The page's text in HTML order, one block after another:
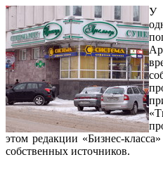
У
этом редакции «Бизнес-
собственных источников.